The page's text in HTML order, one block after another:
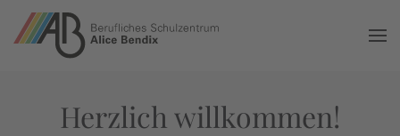
Zum Hauptinhalt springen
Herzlich willkommen!